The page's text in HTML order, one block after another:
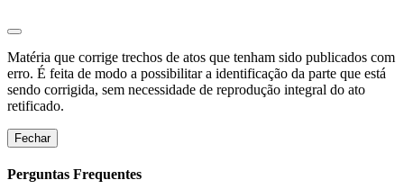
Matéria que corrige trechos de atos que tenham sido publicados com
erro. É feita de modo a possibilitar a identificação da parte que está
sendo corrigida, sem necessidade de reprodução integral do ato
retificado.
Fechar
Perguntas Frequentes